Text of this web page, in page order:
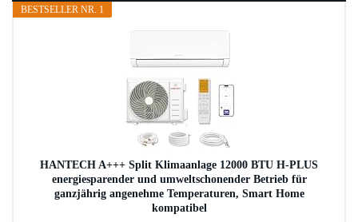
BESTSELLER NR. 1
HANTECH A+++ Split Klimaanlage 12000 BTU H-PLUS
energiesparender und umweltschonender Betrieb für
ganzjährig angenehme Temperaturen, Smart Home
kompatibel